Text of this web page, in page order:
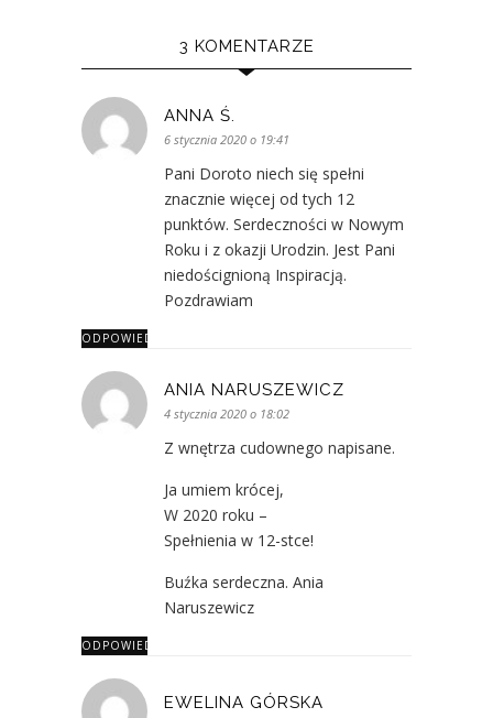
3 KOMENTARZE
ANNA Ś.
6 stycznia 2020 o 19:41
Pani Doroto niech się spełni
znacznie więcej od tych 12
punktów. Serdeczności w Nowym
Roku i z okazji Urodzin. Jest Pani
niedoścignioną Inspiracją.
Pozdrawiam
ODPOWIEDZ
ANIA NARUSZEWICZ
4 stycznia 2020 o 18:02
Z wnętrza cudownego napisane.
Ja umiem krócej,
W 2020 roku –
Spełnienia w 12-stce!
Buźka serdeczna. Ania
Naruszewicz
ODPOWIEDZ
EWELINA GÓRSKA